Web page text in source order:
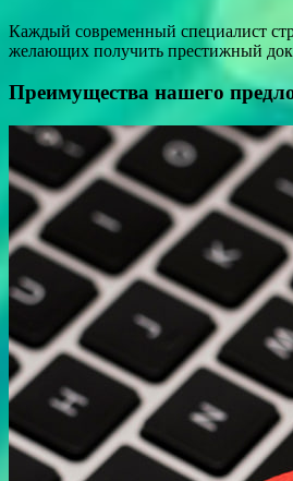
Каждый современный специалист
желающих получить престижный
Преимущества нашего